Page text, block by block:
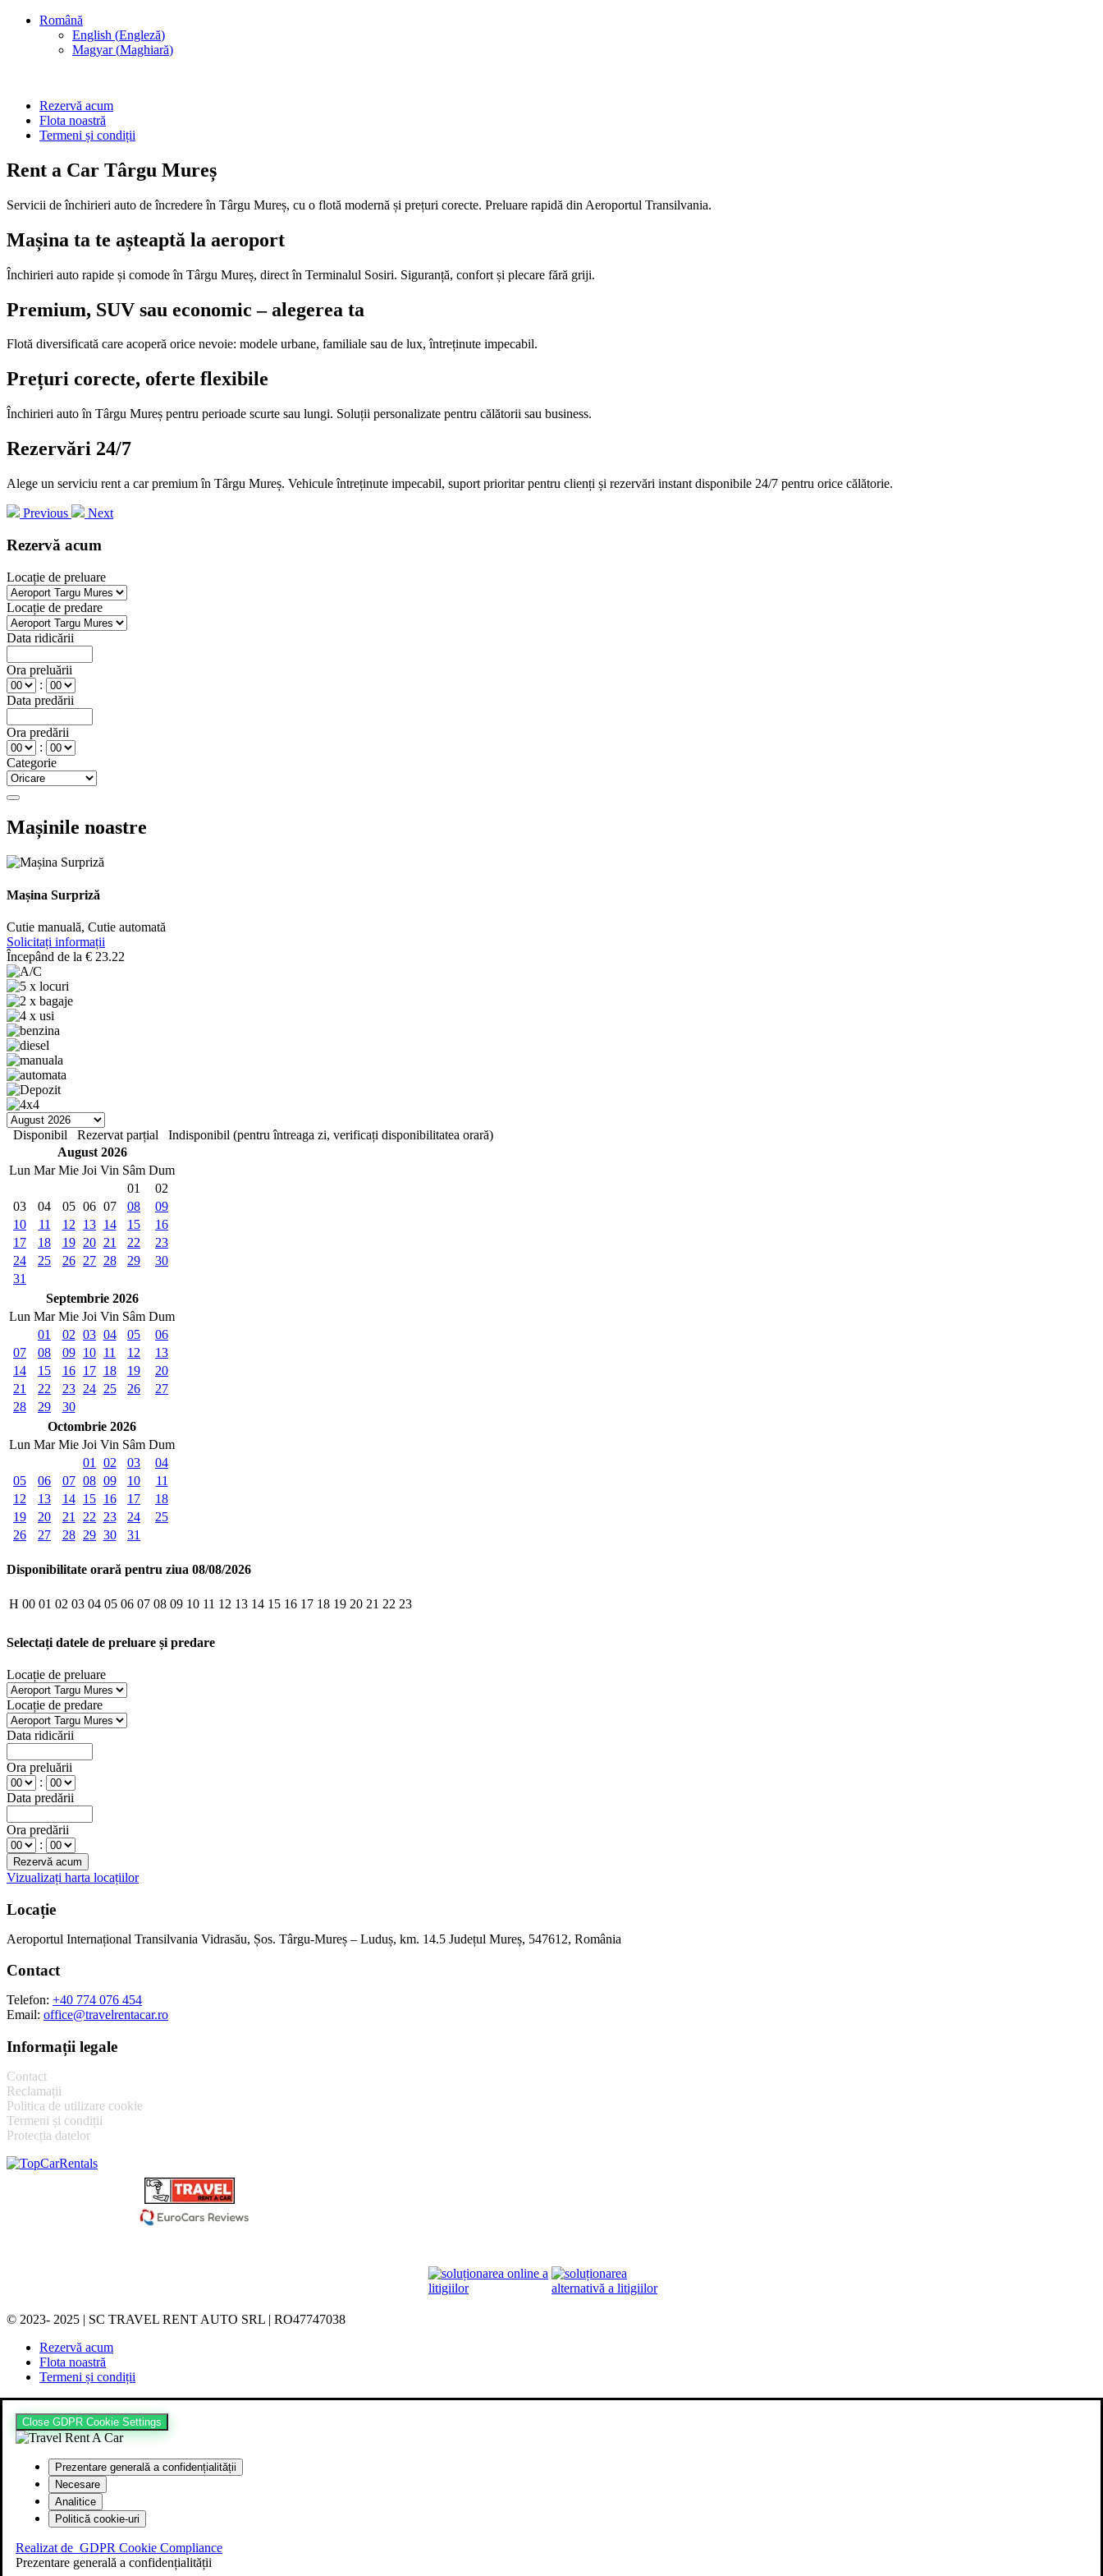
Română
English (Engleză)
Magyar(Maghiară)
Rezervă acum
Flota noastră
Termeni și condiții
Rent a Car Târgu Mureș
Servicii de închirieri auto de încredere în Târgu Mureș, cu o flotă modernă și prețuri corecte. Preluare rapidă din Aeroportul Transilvania.
Mașina ta te așteaptă la aeroport
Închirieri auto rapide și comode în Târgu Mureș, direct în Terminalul Sosiri. Siguranță, confort și plecare fără griji.
Premium, SUV sau economic – alegerea ta
Flotă diversificată care acoperă orice nevoie: modele urbane, familiale sau de lux, întreținute impecabil.
Prețuri corecte, oferte flexibile
Închirieri auto în Târgu Mureș pentru perioade scurte sau lungi. Soluții personalizate pentru călătorii sau business.
Rezervări 24/7
Alege un serviciu rent a car premium în Târgu Mureș. Vehicule întreținute impecabil, suport prioritar pentru clienți și rezervări instant disponibile 24/7 pentru orice călătorie.
Previous Next
Rezervă acum
Locație de preluare
Locație de predare
Data ridicării
Ora preluării
:
Data predării
Ora predării
:
Categorie
Mașinile noastre
Mașina Surpriză
Cutie manuală, Cutie automată
Solicitați informații
Începând de la € 23.22
Disponibil Rezervat parțial
Indisponibil (pentru întreaga zi, verificați disponibilitatea orară)
August 2026
Lun Mar Mie Joi Vin Sâm Dum
01
02
03
04 05 06 07 08
09
10
11 12 13 14 15
16
17
18 19 20 21 22
23
24
25 26 27 28 29
30
31
Septembrie 2026
Lun Mar Mie Joi Vin Sâm Dum
01
02 03 04 05
06
07
08 09 10 11 12
13
14
15 16 17 18 19
20
21
22 23 24 25 26
27
28
29
30
Octombrie 2026
Lun Mar Mie Joi Vin Sâm Dum
01
02 03
04
05
06 07 08 09 10
11
12
13 14 15 16 17
18
19
20 21 22 23 24
25
26
27 28 29 30 31
Disponibilitate orară pentru ziua 08/08/2026
H 00 01 02 03 04 05 06 07 08 09 10 11 12 13 14 15 16 17 18 19 20 21 22 23
Selectați datele de preluare și predare
Locație de preluare
Locație de predare
Data ridicării
Ora preluării
:
Data predării
Ora predării
:
Vizualizați harta locațiilor
Locație
Aeroportul Internațional Transilvania Vidrasău, Șos. Târgu-Mureș – Luduș, km. 14.5 Județul Mureș, 547612, România
Contact
Telefon: +40 774 076 454
Email: office@travelrentacar.ro
Informații legale
Contact
Reclamații
Politica de utilizare cookie
Termeni și condiții
Protecția datelor
© 2023- 2025 | SC TRAVEL RENT AUTO SRL | RO47747038
Rezervă acum
Flota noastră
Termeni și condiții
Close GDPR Cookie Settings
Prezentare generală a confidențialității
Necesare
Analitice
Politică cookie-uri
Realizat de GDPR Cookie Compliance
Prezentare generală a confidențialității